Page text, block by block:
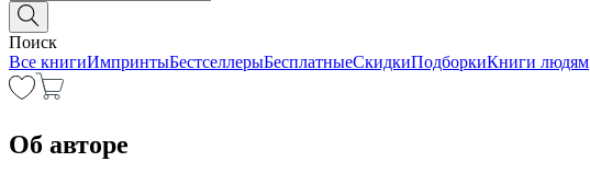
Поиск
Все книгиИмпринтыБестселлерыБесплатныеСкидкиПодборкиКниги людям
Об авторе